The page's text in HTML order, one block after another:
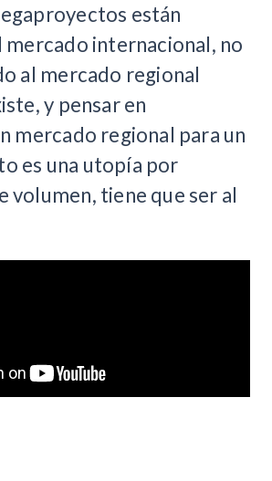
están
internacional, no
al mercado regional
y pensar en
mercado regional para un
es una utopía por
volumen, tiene que ser al